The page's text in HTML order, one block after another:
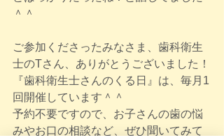
＾＾
ご参加くださったみなさま、歯科衛生
士のTさん、ありがとうございました！
『歯科衛生士さんのくる日』は、毎月1
回開催しています＾＾
予約不要ですので、お子さんの歯の悩
みやお口の相談など、ぜひ聞いてみて